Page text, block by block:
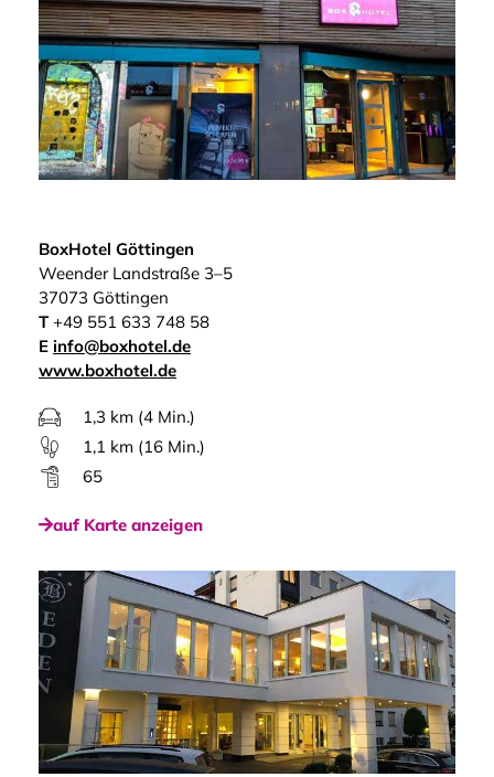
BoxHotel Göttingen
Weender Landstraße 3–5
37073 Göttingen
T+49 551 633 748 58
E info@boxhotel.de
www.boxhotel.de
1,3 km (4 Min.)
1,1 km (16 Min.)
65
auf Karte anzeigen